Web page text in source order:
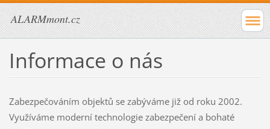
ALARMmont.cz
Informace o nás
Zabezpečováním objektů se zabýváme již od roku 2002.
Využíváme moderní technologie zabezpečení a bohaté